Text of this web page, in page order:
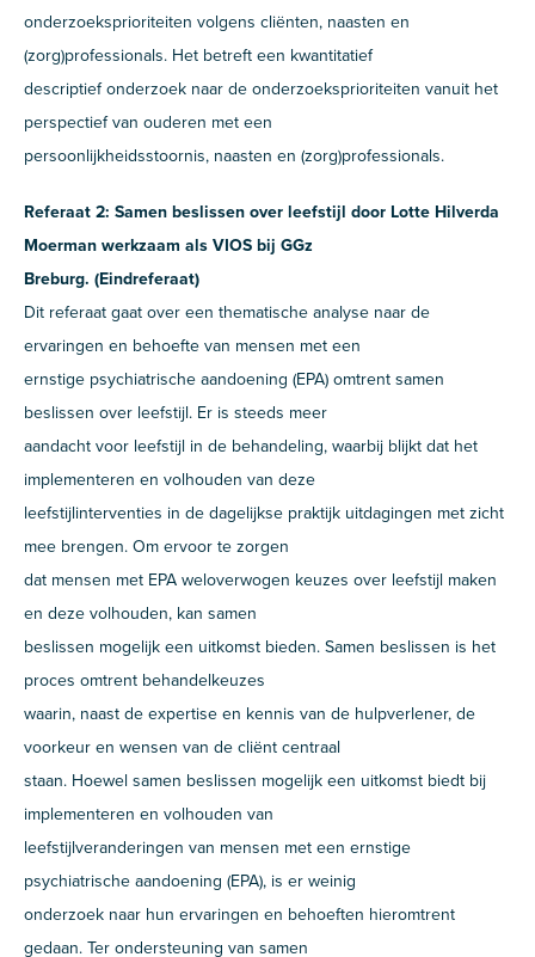
onderzoeksprioriteiten volgens cliënten, naasten en
(zorg)professionals. Het betreft een kwantitatief
descriptief onderzoek naar de onderzoeksprioriteiten vanuit het
perspectief van ouderen met een
persoonlijkheidsstoornis, naasten en (zorg)professionals.
Referaat 2: Samen beslissen over leefstijl door Lotte Hilverda
Moerman werkzaam als VIOS bij GGz
Breburg. (Eindreferaat)
Dit referaat gaat over een thematische analyse naar de
ervaringen en behoefte van mensen met een
ernstige psychiatrische aandoening (EPA) omtrent samen
beslissen over leefstijl. Er is steeds meer
aandacht voor leefstijl in de behandeling, waarbij blijkt dat het
implementeren en volhouden van deze
leefstijlinterventies in de dagelijkse praktijk uitdagingen met zicht
mee brengen. Om ervoor te zorgen
dat mensen met EPA weloverwogen keuzes over leefstijl maken
en deze volhouden, kan samen
beslissen mogelijk een uitkomst bieden. Samen beslissen is het
proces omtrent behandelkeuzes
waarin, naast de expertise en kennis van de hulpverlener, de
voorkeur en wensen van de cliënt centraal
staan. Hoewel samen beslissen mogelijk een uitkomst biedt bij
implementeren en volhouden van
leefstijlveranderingen van mensen met een ernstige
psychiatrische aandoening (EPA), is er weinig
onderzoek naar hun ervaringen en behoeften hieromtrent
gedaan. Ter ondersteuning van samen